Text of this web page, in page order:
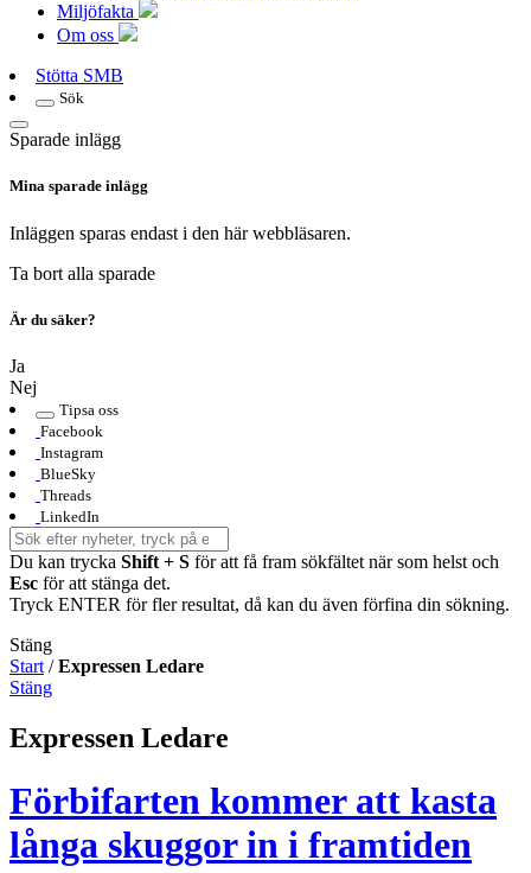
Miljöfakta
Om oss
Stötta SMB
Sök
Sparade inlägg
Mina sparade inlägg
Inläggen sparas endast i den här webbläsaren.
Ta bort alla sparade
Är du säker?
Ja
Nej
Tipsa oss
Facebook
Instagram
BlueSky
Threads
LinkedIn
Du kan trycka Shift + S för att få fram sökfältet när som helst och
Esc för att stänga det.
Tryck ENTER för fler resultat, då kan du även förfina din sökning.
Stäng
Start /Expressen Ledare
Stäng
Expressen Ledare
Förbifarten kommer att kasta
långa skuggor in i framtiden